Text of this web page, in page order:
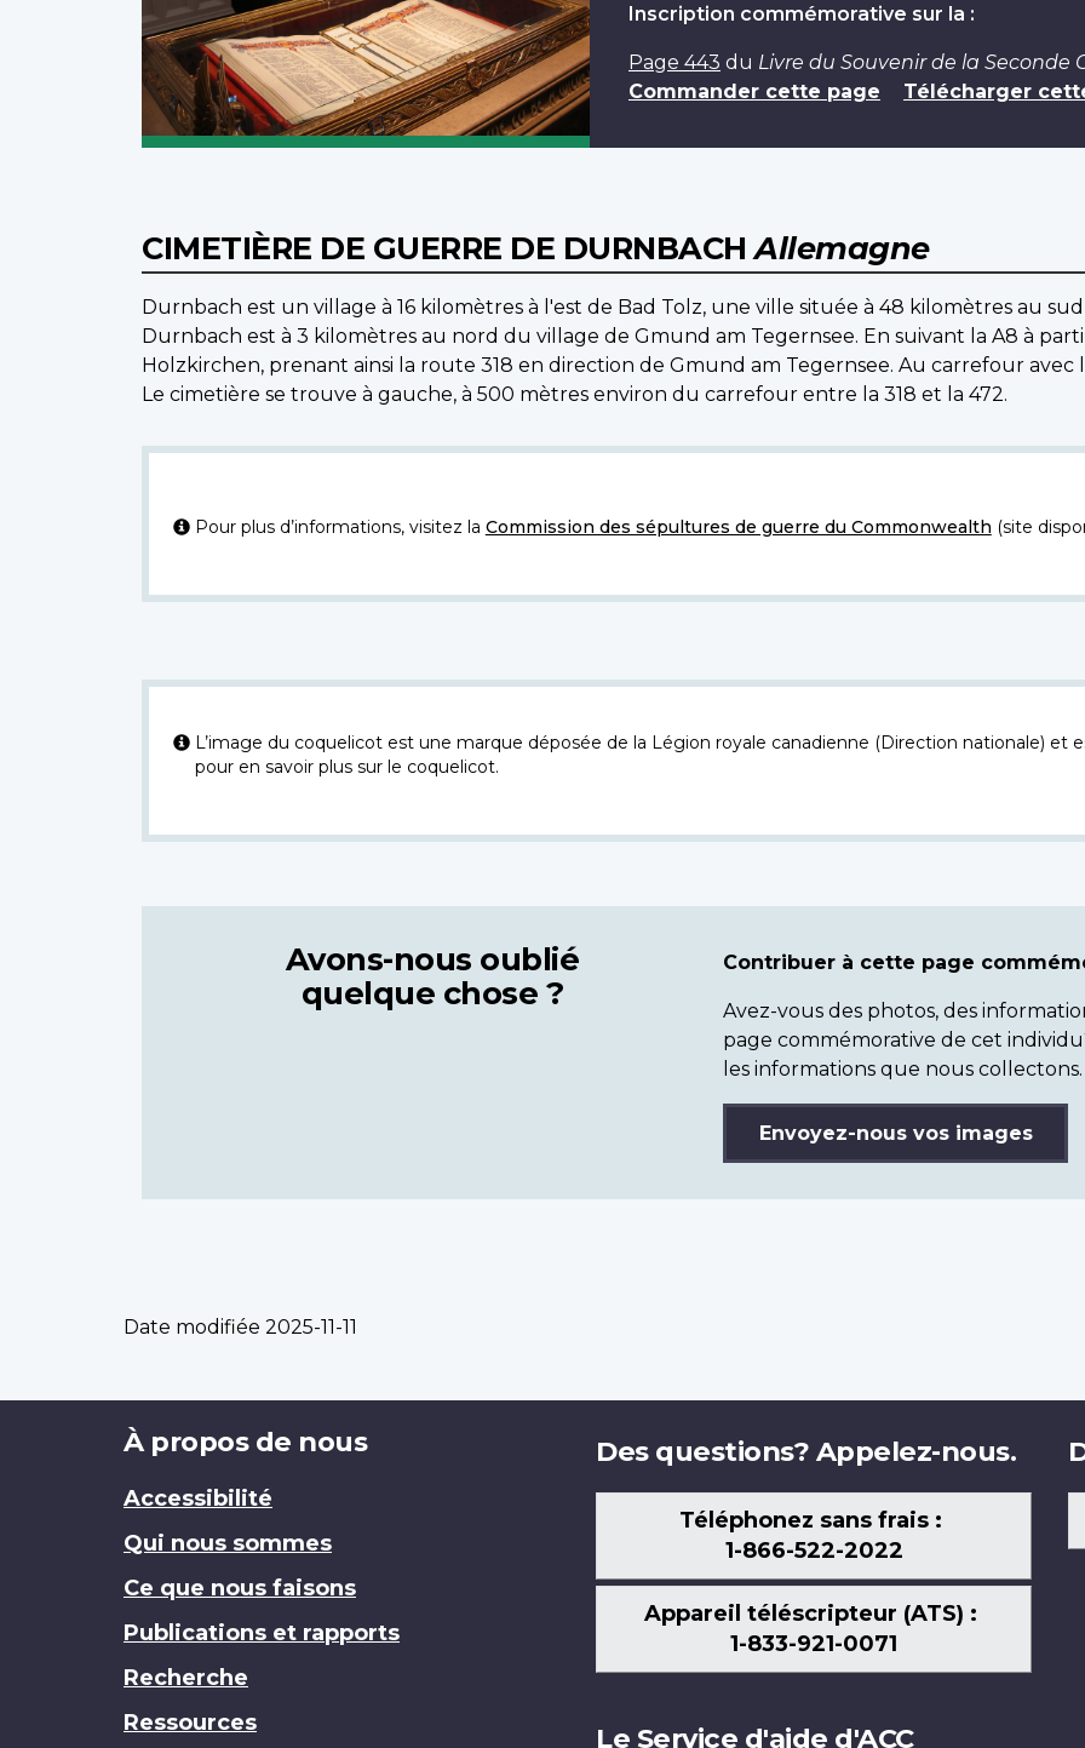
Inscription commémorative sur la :
Page 443 du Livre du Souvenir de la Seconde
Commander cette page
Télécharger
CIMETIÈRE DE GUERRE DE DURNBACHAllemagne
Durnbach est un village à 16 kilomètres à l'est de Bad Tolz, une ville située à 48 kilomètres au
Durnbach est à 3 kilomètres au nord du village de Gmund am Tegernsee. En suivant la A8 à
Holzkirchen, prenant ainsi la route 318 en direction de Gmund am Tegernsee. Au carrefour avec
Le cimetière se trouve à gauche, à 500 mètres environ du carrefour entre la 318 et la 472.
Pour plus d’informations, visitez la Commission des sépultures de guerre du Commonwealth (site
L’image du coquelicot est une marque déposée de la Légion royale canadienne (Direction nationale) et
pour en savoir plus sur le coquelicot.
Avons-nous oublié
quelque chose ?
Contribuer à cette page
Avez-vous des photos, des
page commémorative de cet
les informations que nous collectons.
Envoyez-nous vos images
Date modifiée 2025-11-11
Brand
À propos de nous
Accessibilité
Qui nous sommes
Ce que nous faisons
Publications et rapports
Recherche
Ressources
Des questions? Appelez-nous.
Téléphonez sans frais :
1-866-522-2022
Appareil téléscripteur (ATS) :
1-833-921-0071
Le Service d'aide d'ACC